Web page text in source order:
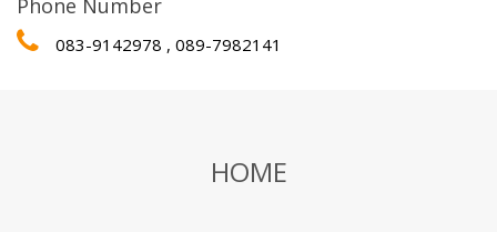
Phone Number
083-9142978 , 089-7982141
HOME